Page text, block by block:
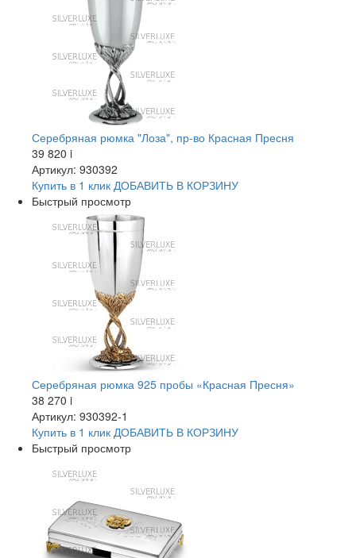
Серебряная рюмка "Лоза", пр-во Красная Пресня
39 820 i
Артикул: 930392
Купить в 1 клик ДОБАВИТЬ В КОРЗИНУ
Быстрый просмотр
Серебряная рюмка 925 пробы «Красная Пресня»
38 270 i
Артикул: 930392-1
Купить в 1 клик ДОБАВИТЬ В КОРЗИНУ
Быстрый просмотр